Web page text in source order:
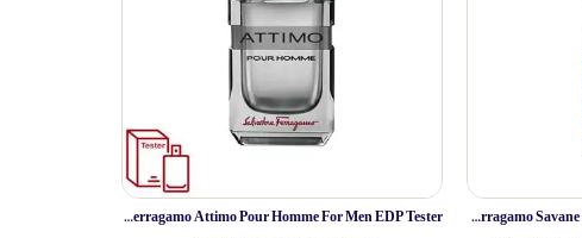
Salvatore Ferragamo Savane Di Seta For Women And Men EDP
Salvatore Ferragamo Attimo Pour Homme For Men EDP Tester